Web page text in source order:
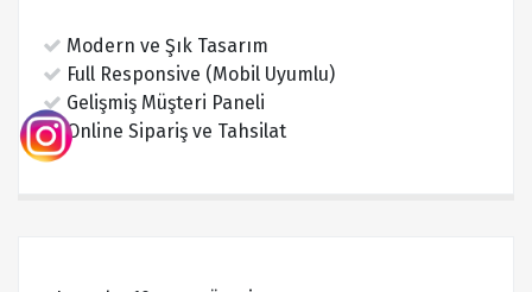
Modern ve Şık Tasarım
Full Responsive (Mobil Uyumlu)
Gelişmiş Müşteri Paneli
Online Sipariş ve Tahsilat